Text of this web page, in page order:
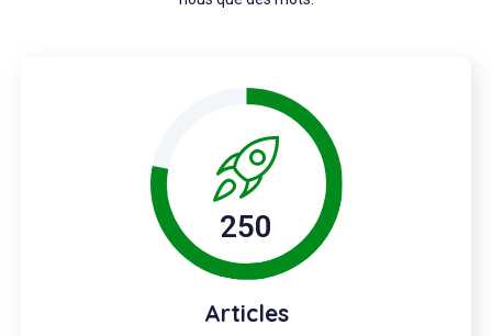
250
Articles